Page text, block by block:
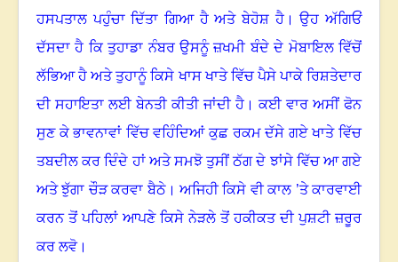
ਹਸਪਤਾਲ ਪਹੁੰਚਾ ਦਿੱਤਾ ਗਿਆ ਹੈ ਅਤੇ ਬੇਹੋਸ਼ ਹੈ।ਉਹ ਅੱਗਿਓਂ
ਦੱਸਦਾ ਹੈ ਕਿ ਤੁਹਾਡਾ ਨੰਬਰ ਉਸਨੂੰ ਜ਼ਖਮੀ ਬੰਦੇ ਦੇ ਮੋਬਾਇਲ ਵਿੱਚੋਂ
ਲੱਭਿਆ ਹੈ ਅਤੇ ਤੁਹਾਨੂੰ ਕਿਸੇ ਖਾਸ ਖਾਤੇ ਵਿੱਚ ਪੈਸੇ ਪਾਕੇ ਰਿਸ਼ਤੇਦਾਰ
ਦੀ ਸਹਾਇਤਾ ਲਈ ਬੇਨਤੀ ਕੀਤੀ ਜਾਂਦੀ ਹੈ ।ਕਈ ਵਾਰ ਅਸੀਂ ਫੋਨ
ਸੁਣ ਕੇ ਭਾਵਨਾਵਾਂ ਵਿੱਚ ਵਹਿੰਦਿਆਂ ਕੁਛ ਰਕਮ ਦੱਸੇ ਗਏ ਖਾਤੇ ਵਿੱਚ
ਤਬਦੀਲ ਕਰ ਦਿੰਦੇ ਹਾਂ ਅਤੇ ਸਮਝੋ ਤੁਸੀਂ ਠੱਗ ਦੇ ਝਾਂਸੇ ਵਿੱਚ ਆ ਗਏ
ਅਤੇ ਝੁੱਗਾ ਚੌੜ ਕਰਵਾ ਬੈਠੇ।ਅਜਿਹੀ ਕਿਸੇ ਵੀ ਕਾਲ ’ਤੇ ਕਾਰਵਾਈ
ਕਰਨ ਤੋਂ ਪਹਿਲਾਂ ਆਪਣੇ ਕਿਸੇ ਨੇੜਲੇ ਤੋਂ ਹਕੀਕਤ ਦੀ ਪੁਸ਼ਟੀ ਜ਼ਰੂਰ
ਕਰ ਲਵੋ।